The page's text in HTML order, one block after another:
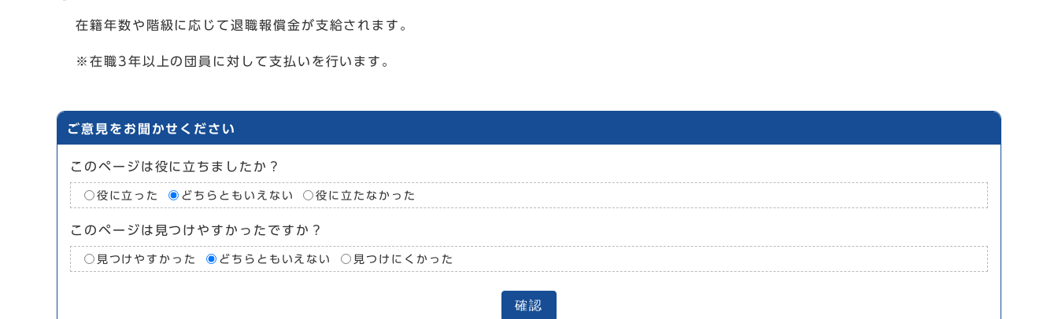
在籍年数や階級に応じて退職報償金が支給されます。
※在職3年以上の団員に対して支払いを行います。
ご意見をお聞かせください
このページは役に立ちましたか？
役に立った どちらともいえない 役に立たなかった
このページは見つけやすかったですか？
見つけやすかった どちらともいえない 見つけにくかった
確認